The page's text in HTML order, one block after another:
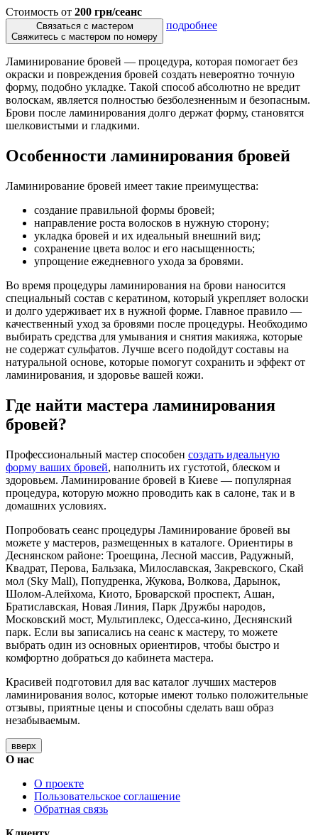
Стоимость от 200 грн/сеанс
Связаться с мастером
Свяжитесь с мастером по номеру
подробнее
Ламинирование бровей — процедура, которая помогает без
окраски и повреждения бровей создать невероятно точную
форму, подобно укладке. Такой способ абсолютно не вредит
волоскам, является полностью безболезненным и безопасным.
Брови после ламинирования долго держат форму, становятся
шелковистыми и гладкими.
Особенности ламинирования бровей
Ламинирование бровей имеет такие преимущества:
создание правильной формы бровей;
направление роста волосков в нужную сторону;
укладка бровей и их идеальный внешний вид;
сохранение цвета волос и его насыщенность;
упрощение ежедневного ухода за бровями.
Во время процедуры ламинирования на брови наносится
специальный состав с кератином, который укрепляет волоски
и долго удерживает их в нужной форме. Главное правило —
качественный уход за бровями после процедуры. Необходимо
выбирать средства для умывания и снятия макияжа, которые
не содержат сульфатов. Лучше всего подойдут составы на
натуральной основе, которые помогут сохранить и эффект от
ламинирования, и здоровье вашей кожи.
Где найти мастера ламинирования
бровей?
Профессиональный мастер способен создать идеальную
форму ваших бровей, наполнить их густотой, блеском и
здоровьем. Ламинирование бровей в Киеве — популярная
процедура, которую можно проводить как в салоне, так и в
домашних условиях.
Попробовать сеанс процедуры Ламинирование бровей вы
можете у мастеров, размещенных в каталоге. Ориентиры в
Деснянском районе: Троещина, Лесной массив, Радужный,
Квадрат, Перова, Бальзака, Милославская, Закревского, Скай
мол (Sky Mall), Попудренка, Жукова, Волкова, Дарынок,
Шолом-Алейхома, Киото, Броварской проспект, Ашан,
Братиславская, Новая Линия, Парк Дружбы народов,
Московский мост, Мультиплекс, Одесса-кино, Деснянский
парк. Если вы записались на сеанс к мастеру, то можете
выбрать один из основных ориентиров, чтобы быстро и
комфортно добраться до кабинета мастера.
Красивей подготовил для вас каталог лучших мастеров
ламинирования волос, которые имеют только положительные
отзывы, приятные цены и способны сделать ваш образ
незабываемым.
вверх
О нас
О проекте
Пользовательское соглашение
Обратная связь